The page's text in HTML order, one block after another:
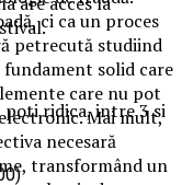
ci ca un proces
petrecută studiind
solid care
care nu pot
Mai mult,
necesară
transformând un
poti ridica, intre 3 si